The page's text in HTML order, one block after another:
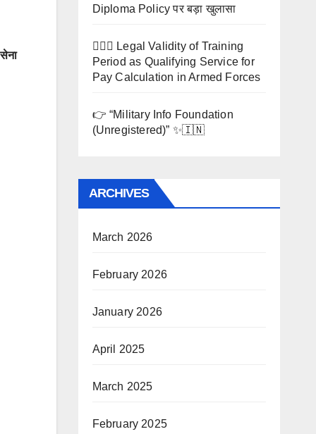
Diploma Policy पर बड़ा खुलासा
🧑‍✈️⚖️ Legal Validity of Training
Period as Qualifying Service for
Pay Calculation in Armed Forces
👉 “Military Info Foundation
(Unregistered)” ✨🇮🇳
ARCHIVES
March 2026
February 2026
January 2026
April 2025
March 2025
February 2025